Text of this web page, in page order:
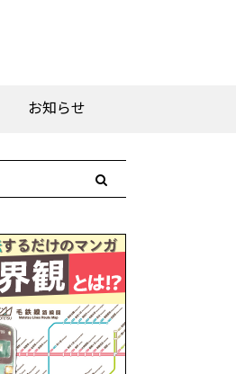
お知らせ